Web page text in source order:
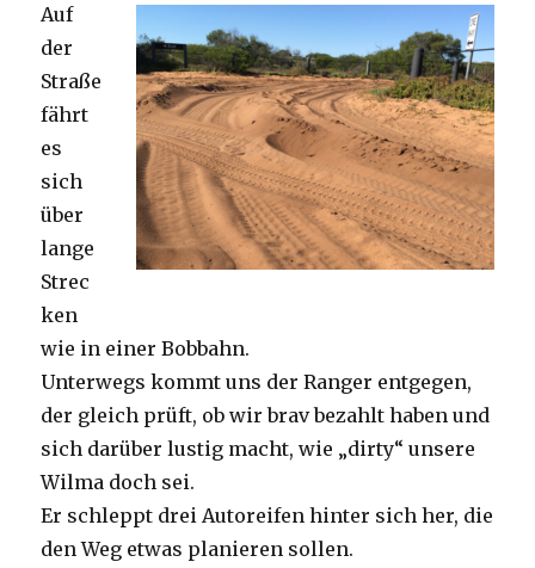
Auf
der
Straße
fährt
es
sich
über
lange
Strec
ken
wie in einer Bobbahn.
Unterwegs kommt uns der Ranger entgegen,
der gleich prüft, ob wir brav bezahlt haben und
sich darüber lustig macht, wie „dirty“ unsere
Wilma doch sei.
Er schleppt drei Autoreifen hinter sich her, die
den Weg etwas planieren sollen.